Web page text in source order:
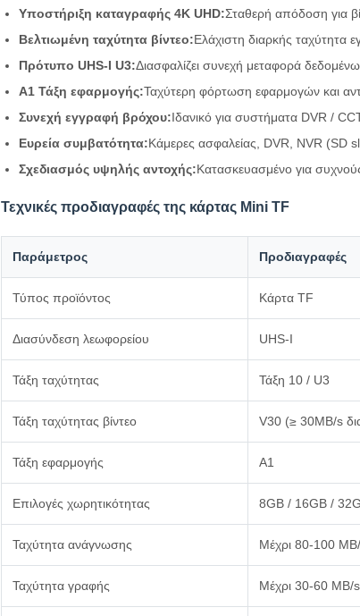
Υποστήριξη καταγραφής 4K UHD:Σταθερή απόδοση για
Βελτιωμένη ταχύτητα βίντεο:Ελάχιστη διαρκής ταχύτητα
Πρότυπο UHS-I U3:Διασφαλίζει συνεχή μεταφορά
Α1 Τάξη εφαρμογής:Ταχύτερη φόρτωση εφαρμογών και
Συνεχή εγγραφή βρόχου:Ιδανικό για συστήματα DVR /
Ευρεία συμβατότητα:Κάμερες ασφαλείας, DVR, NVR (SD
Σχεδιασμός υψηλής αντοχής:Κατασκευασμένο για
Τεχνικές προδιαγραφές της κάρτας Mini TF
Παράμετρος Προδιαγραφές
Τύπος προϊόντος Κάρτα TF
Διασύνδεση λεωφορείου UHS-I
Τάξη ταχύτητας Τάξη 10 / U3
Τάξη ταχύτητας βίντεο V30 (≥ 30MB/s
Τάξη εφαρμογής Α1
Επιλογές χωρητικότητας 8GB / 16GB /
Ταχύτητα ανάγνωσης Μέχρι 80-100
Ταχύτητα γραφής Μέχρι 30-60 MB/